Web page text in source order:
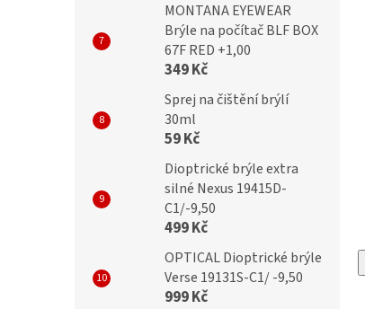
MONTANA EYEWEAR
Brýle na počítač BLF BOX
67F RED +1,00
349 Kč
Sprej na čištění brýlí
30ml
59 Kč
Dioptrické brýle extra
silné Nexus 19415D-
C1/-9,50
499 Kč
OPTICAL Dioptrické brýle
Verse 19131S-C1/ -9,50
999 Kč